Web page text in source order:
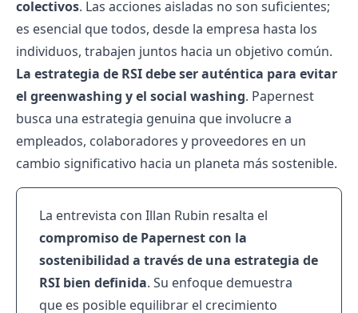
colectivos. Las acciones aisladas no son suficientes;
es esencial que todos, desde la empresa hasta los
individuos, trabajen juntos hacia un objetivo común.
La estrategia de RSI debe ser auténtica para evitar
el greenwashing y el social washing. Papernest
busca una estrategia genuina que involucre a
empleados, colaboradores y proveedores en un
cambio significativo hacia un planeta más sostenible.
La entrevista con Illan Rubin resalta el
compromiso de Papernest con la
sostenibilidad a través de una estrategia de
RSI bien definida. Su enfoque demuestra
que es posible equilibrar el crecimiento